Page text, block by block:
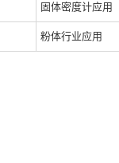
固体密度计应用
粉体行业应用